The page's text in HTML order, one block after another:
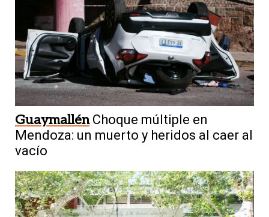
Guaymallén Choque múltiple en
Mendoza: un muerto y heridos al caer al
vacío